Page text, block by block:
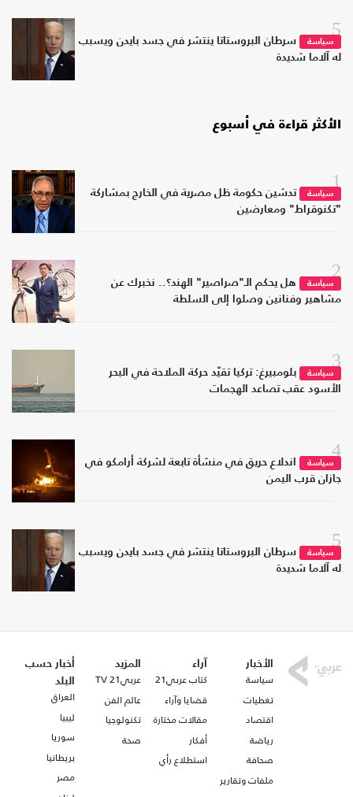
5
سياسة
سرطان البروستاتا ينتشر في جسد بايدن ويسبب
له آلاما شديدة
الأكثر قراءة في أسبوع
1
سياسة
تدشين حكومة ظل مصرية في الخارج بمشاركة
"تكنوقراط" ومعارضين
2
سياسة
هل يحكم الـ"صراصير" الهند؟.. نخبرك عن
مشاهير وفنانين وصلوا إلى السلطة
3
سياسة
بلومبيرغ: تركيا تقيّد حركة الملاحة في البحر
الأسود عقب تصاعد الهجمات
4
سياسة
اندلاع حريق في منشأة تابعة لشركة أرامكو في
جازان قرب اليمن
5
سياسة
سرطان البروستاتا ينتشر في جسد بايدن ويسبب
له آلاما شديدة
الأخبار
سياسة
تغطيات
اقتصاد
رياضة
صحافة
ملفات وتقارير
آراء
كتاب عربي21
قضايا وآراء
مقالات مختارة
أفكار
استطلاع رأي
المزيد
عربي21 TV
عالم الفن
تكنولوجيا
صحة
أخبار حسب
البلد
العراق
ليبيا
سوريا
بريطانيا
مصر